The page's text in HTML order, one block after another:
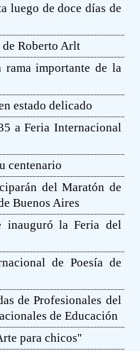
luego de doce días de
de Roberto Arlt
rama importante de la
estado delicado
a Feria Internacional
centenario
del Maratón de
Buenos Aires
inauguró la Feria del
de Poesía de
de Profesionales del
de Educación
para chicos''